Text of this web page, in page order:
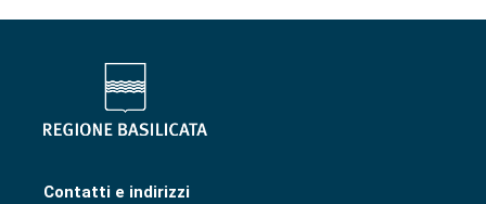
Contatti e indirizzi